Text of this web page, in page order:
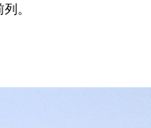
。